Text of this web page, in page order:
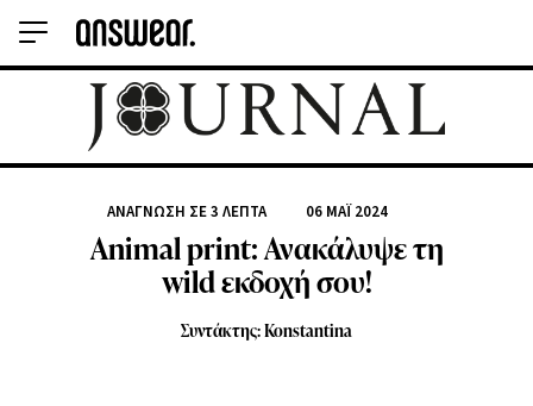
ΑΝΆΓΝΩΣΗ ΣΕ3 ΛΕΠΤΆ 06 ΜΆΙ 2024
Animal print: Ανακάλυψε τη
wild εκδοχή σου!
Συντάκτης: Konstantina